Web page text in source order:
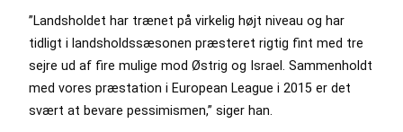
”Landsholdet har trænet på virkelig højt niveau og har
tidligt i landsholdssæsonen præsteret rigtig fint med tre
sejre ud af fire mulige mod Østrig og Israel. Sammenholdt
med vores præstation i European League i 2015 er det
svært at bevare pessimismen,” siger han.